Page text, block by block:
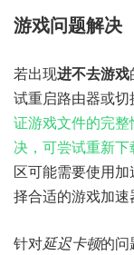
游戏问题解决
若出现进不去游戏
试重启路由器或切
证游戏文件的完
决，可尝试重新下
区可能需要使用
择合适的游戏加速
针对延迟卡顿的问